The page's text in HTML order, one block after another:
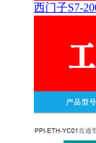
西门子S7-